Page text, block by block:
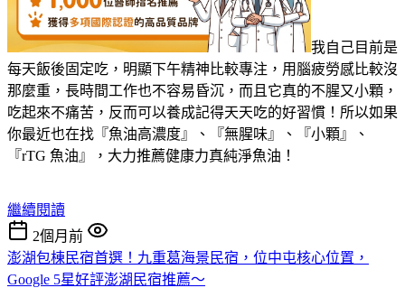
我自己目前是
每天飯後固定吃，明顯下午精神比較專注，用腦疲勞感比較沒
那麼重，長時間工作也不容易昏沉，而且它真的不腥又小顆，
吃起來不痛苦，反而可以養成記得天天吃的好習慣！所以如果
你最近也在找『魚油高濃度』、『無腥味』、『小顆』、
『rTG 魚油』，大力推薦健康力真純淨魚油！
繼續閱讀
2個月前
澎湖包棟民宿首選！九重葛海景民宿，位中屯核心位置，
Google 5星好評澎湖民宿推薦～